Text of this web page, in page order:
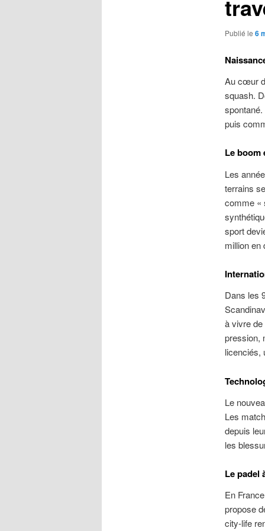
Publié le 6
Au cœur
squash.
puis
Le boom
Les
terrains
comme «
sport
million en
Dans les
à vivre de
pression,
licenciés,
Le
Les
depuis
les
Le padel
En
propose
city‑life